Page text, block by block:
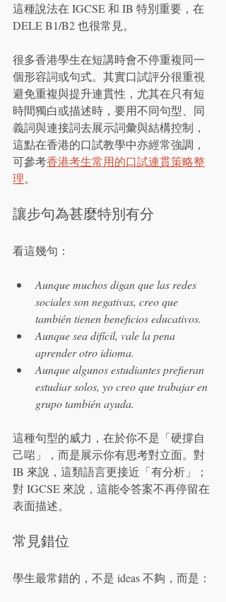
這種說法在 IGCSE 和 IB 特別重要，在
DELE B1/B2 也很常見。
很多香港學生在短講時會不停重複同一
個形容詞或句式。其實口試評分很重視
避免重複與提升連貫性，尤其在只有短
時間獨白或描述時，要用不同句型、同
義詞與連接詞去展示詞彙與結構控制，
這點在香港的口試教學中亦經常強調，
可參考香港考生常用的口試連貫策略整
理。
讓步句為甚麼特別有分
看這幾句：
Aunque muchos digan que las redes
sociales son negativas, creo que
también tienen beneficios educativos.
Aunque sea difícil, vale la pena
aprender otro idioma.
Aunque algunos estudiantes prefieran
estudiar solos, yo creo que trabajar en
grupo también ayuda.
這種句型的威力，在於你不是「硬撐自
己啱」，而是展示你有思考對立面。對
IB 來說，這類語言更接近「有分析」；
對 IGCSE 來說，這能令答案不再停留在
表面描述。
常見錯位
學生最常錯的，不是 ideas 不夠，而是：